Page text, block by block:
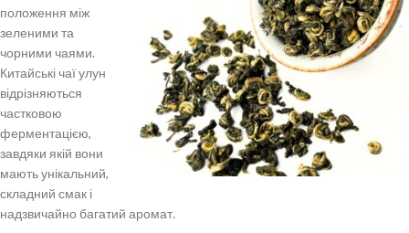
положення між
зеленими та
чорними чаями.
Китайські чаї улун
відрізняються
частковою
ферментацією,
завдяки якій вони
мають унікальний,
складний смак і
надзвичайно багатий аромат.